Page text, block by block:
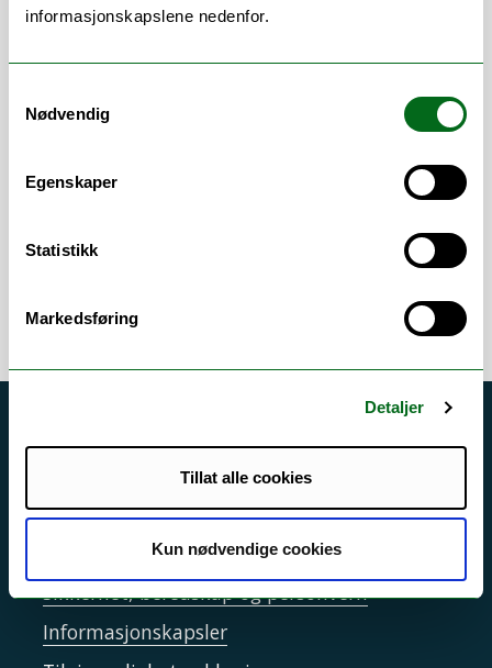
informasjonskapslene nedenfor.
Nødvendig
Egenskaper
Statistikk
Markedsføring
Detaljer
Tillat alle cookies
Kun nødvendige cookies
Jeg er tilknyttet Forskningsgruppe for
laboratoriekurs for farmasistudenter. Jeg
gir internopplæring i HMS for nye
Ellers bistår jeg på forskjellige
Driftsmeldinger
Personvern ved UiT
Sikkerhet, beredskap og personvern
Informasjonskapsler